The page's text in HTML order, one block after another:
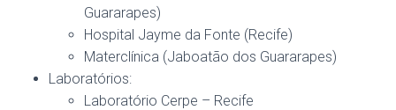
Guararapes)
Hospital Jayme da Fonte (Recife)
Materclínica (Jaboatão dos Guararapes)
Laboratórios:
Laboratório Cerpe – Recife